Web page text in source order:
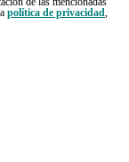
política de privacidad,